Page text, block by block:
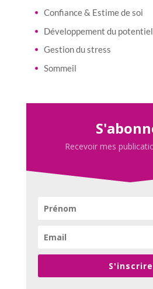
Confiance & Estime de soi
Développement du potentiel
Gestion du stress
Sommeil
Recevoir mes
S'inscrire